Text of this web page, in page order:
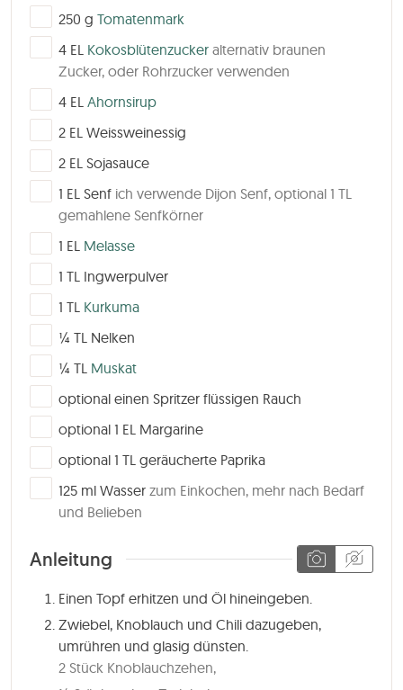
▢
250 g Tomatenmark
▢
4 EL Kokosblütenzucker alternativ braunen
Zucker, oder Rohrzucker verwenden
▢
4 EL Ahornsirup
▢
2 EL Weissweinessig
▢
2 EL Sojasauce
▢1 EL Senf ich verwende Dijon Senf, optional 1 TL
gemahlene Senfkörner
▢1 EL Melasse
▢1 TL Ingwerpulver
▢1 TL Kurkuma
▢
¼ TL Nelken
▢
¼ TL Muskat
▢
optional einen Spritzer flüssigen Rauch
▢
optional 1 EL Margarine
▢
optional 1 TL geräucherte Paprika
▢
125 ml Wasser zum Einkochen, mehr nach Bedarf
und Belieben
Anleitung
Einen Topf erhitzen und Öl hineingeben.
Zwiebel, Knoblauch und Chili dazugeben,
umrühren und glasig dünsten.
2 Stück Knoblauchzehen,